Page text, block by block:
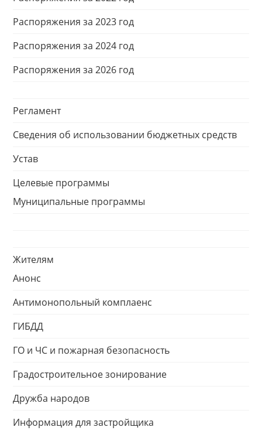
Распоряжения за 2023 год
Распоряжения за 2024 год
Распоряжения за 2026 год
Регламент
Сведения об использовании бюджетных средств
Устав
Целевые программы
Муниципальные программы
Жителям
Анонс
Антимонопольный комплаенс
ГИБДД
ГО и ЧС и пожарная безопасность
Градостроительное зонирование
Дружба народов
Информация для застройщика